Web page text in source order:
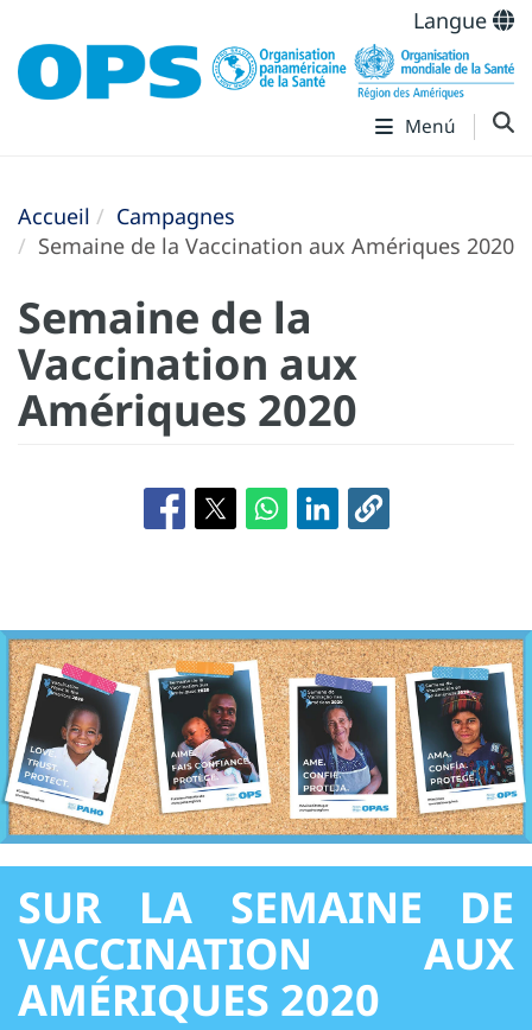
Langue
Menú
Accueil
Campagnes
Semaine de la Vaccination aux Amériques 2020
Semaine de la
Vaccination aux
Amériques 2020
SUR LA SEMAINE DE
VACCINATION AUX
AMÉRIQUES 2020